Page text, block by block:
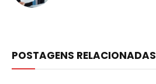
POSTAGENS RELACIONADAS